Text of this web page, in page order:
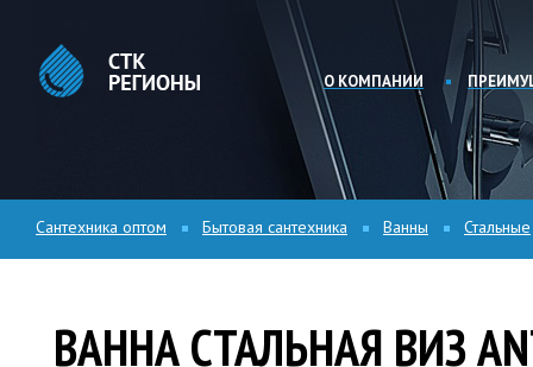
О КОМПАНИИ
Сантехника оптом Бытовая сантехника Ванны Стальные
ВАННА СТАЛЬНАЯ ВИЗ